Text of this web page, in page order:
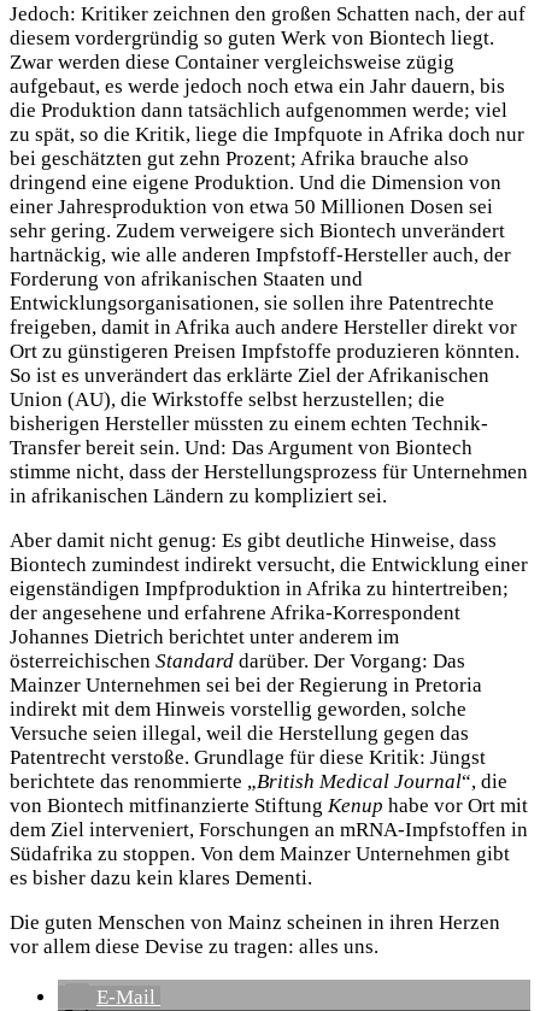
Jedoch: Kritiker zeichnen den großen Schatten nach, der auf
diesem vordergründig so guten Werk von Biontech liegt.
Zwar werden diese Container vergleichsweise zügig
aufgebaut, es werde jedoch noch etwa ein Jahr dauern, bis
die Produktion dann tatsächlich aufgenommen werde; viel
zu spät, so die Kritik, liege die Impfquote in Afrika doch nur
bei geschätzten gut zehn Prozent; Afrika brauche also
dringend eine eigene Produktion. Und die Dimension von
einer Jahresproduktion von etwa 50 Millionen Dosen sei
sehr gering. Zudem verweigere sich Biontech unverändert
hartnäckig, wie alle anderen Impfstoff-Hersteller auch, der
Forderung von afrikanischen Staaten und
Entwicklungsorganisationen, sie sollen ihre Patentrechte
freigeben, damit in Afrika auch andere Hersteller direkt vor
Ort zu günstigeren Preisen Impfstoffe produzieren könnten.
So ist es unverändert das erklärte Ziel der Afrikanischen
Union (AU), die Wirkstoffe selbst herzustellen; die
bisherigen Hersteller müssten zu einem echten Technik-
Transfer bereit sein. Und: Das Argument von Biontech
stimme nicht, dass der Herstellungsprozess für Unternehmen
in afrikanischen Ländern zu kompliziert sei.
Aber damit nicht genug: Es gibt deutliche Hinweise, dass
Biontech zumindest indirekt versucht, die Entwicklung einer
eigenständigen Impfproduktion in Afrika zu hintertreiben;
der angesehene und erfahrene Afrika-Korrespondent
Johannes Dietrich berichtet unter anderem im
österreichischen Standard darüber. Der Vorgang: Das
Mainzer Unternehmen sei bei der Regierung in Pretoria
indirekt mit dem Hinweis vorstellig geworden, solche
Versuche seien illegal, weil die Herstellung gegen das
Patentrecht verstoße. Grundlage für diese Kritik: Jüngst
berichtete das renommierte „British Medical Journal“, die
von Biontech mitfinanzierte Stiftung Kenup habe vor Ort mit
dem Ziel interveniert, Forschungen an mRNA-Impfstoffen in
Südafrika zu stoppen. Von dem Mainzer Unternehmen gibt
es bisher dazu kein klares Dementi.
Die guten Menschen von Mainz scheinen in ihren Herzen
vor allem diese Devise zu tragen: alles uns.
E-Mail